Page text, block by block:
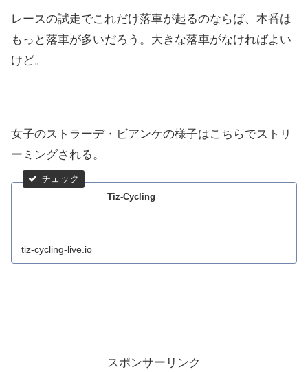
レースの試走でこれだけ落車が起るのならば、本番は
もっと落車が多いだろう。大きな落車がなければよい
けど。
女子のストラーデ・ビアンケの様子はこちらでストリ
ーミングされる。
Tiz-Cycling
tiz-cycling-live.io
スポンサーリンク